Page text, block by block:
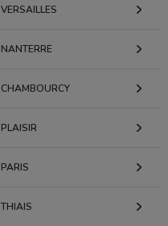
VERSAILLES
NANTERRE
CHAMBOURCY
PLAISIR
PARIS
THIAIS